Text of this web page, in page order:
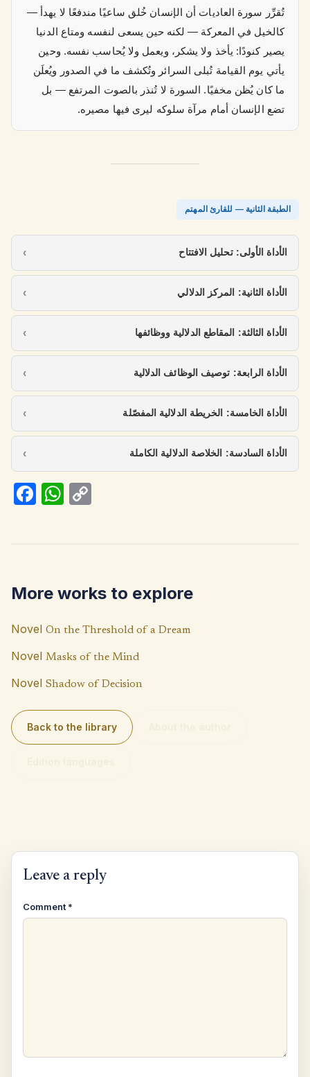
تُقرِّر سورة العاديات أن الإنسان خُلق ساعيًا مندفعًا لا يهدأ —
كالخيل في المعركة — لكنه حين يسعى لنفسه ومتاع الدنيا
يصير كنودًا: يأخذ ولا يشكر، ويعمل ولا يُحاسب نفسه. وحين
يأتي يوم القيامة تُبلى السرائر وتُكشف ما في الصدور ويُعلَن
ما كان يُظن مخفيًا. السورة لا تُنذر بالصوت المرتفع — بل
تضع الإنسان أمام مرآة سلوكه ليرى فيها مصيره.
الطبقة الثانية — للقارئ المهتم
الأداة الأولى: تحليل الافتتاح
الأداة الثانية: المركز الدلالي
الأداة الثالثة: المقاطع الدلالية ووظائفها
الأداة الرابعة: توصيف الوظائف الدلالية
الأداة الخامسة: الخريطة الدلالية المفصّلة
الأداة السادسة: الخلاصة الدلالية الكاملة
Fa
k
W
p
p
Li
n
k
More works to explore
Novel On the Threshold of a Dream
Novel Masks of the Mind
Novel Shadow of Decision
Back to the library
Leave a reply
Comment *